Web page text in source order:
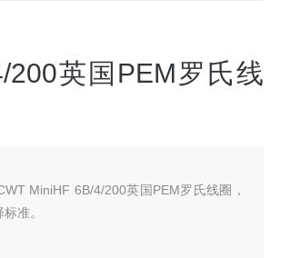
200英国PEM罗氏线
MiniHF 6B/4/200英国PEM罗氏线圈，
准。